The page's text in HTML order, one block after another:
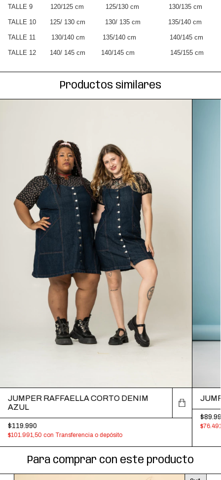
TALLE 9 120/125 cm 125/130 cm 130/135 cm
TALLE 10 125/ 130 cm 130/ 135 cm 135/140 cm
TALLE 11 130/140 cm 135/140 cm 140/145 cm
TALLE 12 140/ 145 cm 140/145 cm 145/155 cm
Productos similares
JUMPER RAFFAELLA CORTO DENIM
AZUL
$119.990
$101.991,50 con Transferencia o depósito
Para comprar con este producto